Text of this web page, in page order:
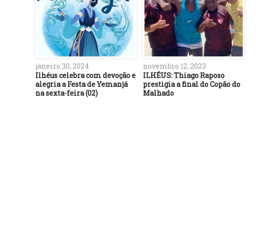
janeiro 30, 2024
Ilhéus celebra com devoção e
alegria a Festa de Yemanjá
na sexta-feira (02)
novembro 12, 2023
ILHÉUS: Thiago Raposo
prestigia a final do Copão do
Malhado